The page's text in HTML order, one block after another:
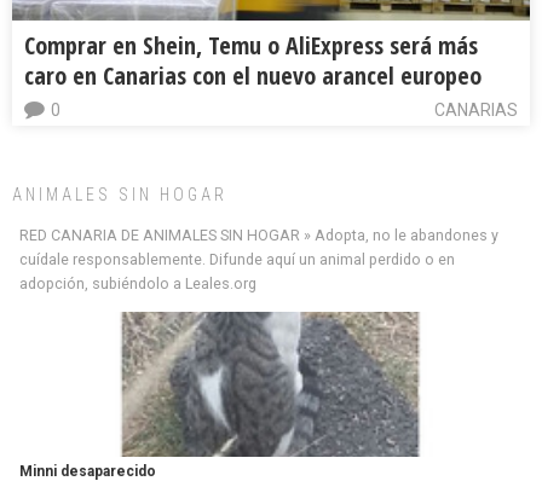
Comprar en Shein, Temu o AliExpress será más
caro en Canarias con el nuevo arancel europeo
CANARIAS
0
ANIMALES SIN HOGAR
RED CANARIA DE ANIMALES SIN HOGAR » Adopta, no le abandones y
cuídale responsablemente. Difunde aquí un animal perdido o en
adopción, subiéndolo a Leales.org
Minni desaparecido